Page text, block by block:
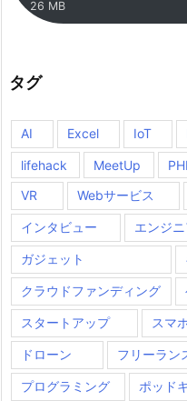
26 MB
タグ
AI Excel IoT
lifehack MeetUp
VR
Webサービス
インタビュー エンジ
ガジェット
クラウドファンディング
スタートアップ スマ
ドローン フリーラン
プログラミング ポッド